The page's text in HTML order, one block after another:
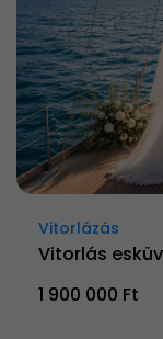
Vitorlázás
Vitorlás
1 900 000 Ft